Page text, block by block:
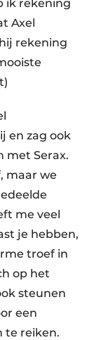
ik rekening
Axel
rekening
en zag ook
met Serax.
maar we
me veel
je hebben,
troef in
op het
steunen
een
te reiken.